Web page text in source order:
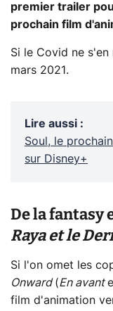
premier trailer
prochain film
Si le Covid ne
mars 2021.
Lire aussi :
Soul, le
sur Disney+
De la fantasy
Raya et le
Si l'on omet les
Onward(En avant
film d'animation